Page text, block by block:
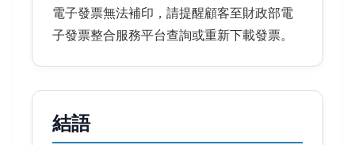
電子發票無法補印，請提醒顧客至財政部電
子發票整合服務平台查詢或重新下載發票。
結語